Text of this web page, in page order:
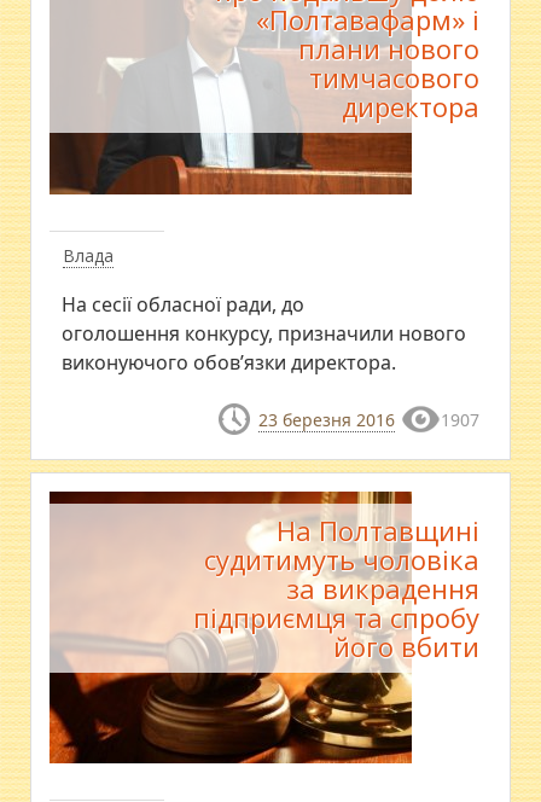
Влада
«Полтавафарм» і
плани нового
тимчасового
директора
​На сесії обласної ради, до
оголошення конкурсу, призначили нового
виконуючого обов’язки директора.
23 березня 2016 1907
На Полтавщині
судитимуть чоловіка
за викрадення
підприємця та спробу
його вбити